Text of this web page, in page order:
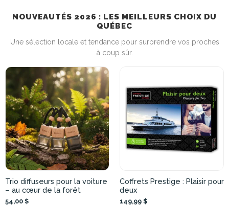
NOUVEAUTÉS 2026 : LES MEILLEURS CHOIX DU
QUÉBEC
Une sélection locale et tendance pour surprendre vos proches
à coup sûr.
Trio diffuseurs pour la voiture
– au cœur de la forêt
54,00 $
Coffrets Prestige : Plaisir pour
deux
149,99 $